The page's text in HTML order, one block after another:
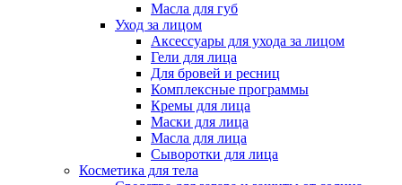
Масла для губ
Уход за лицом
Аксессуары для ухода за лицом
Гели для лица
Для бровей и ресниц
Комплексные программы
Кремы для лица
Маски для лица
Масла для лица
Сыворотки для лица
Косметика для тела